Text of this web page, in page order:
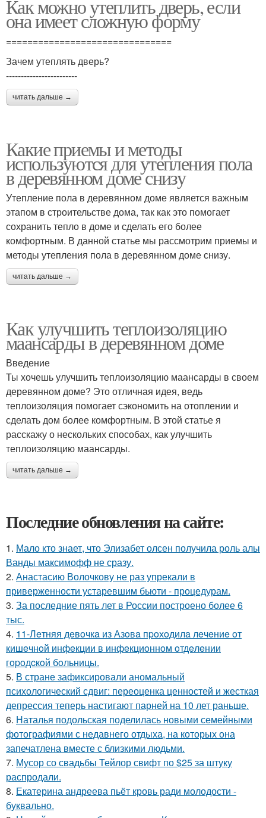
Как можно утеплить дверь, если
она имеет сложную форму
===============================
Зачем утеплять дверь?
------------------------
читать дальше →
Какие приемы и методы
используются для утепления пола
в деревянном доме снизу
Утепление пола в деревянном доме является важным
этапом в строительстве дома, так как это помогает
сохранить тепло в доме и сделать его более
комфортным. В данной статье мы рассмотрим приемы и
методы утепления пола в деревянном доме снизу.
читать дальше →
Как улучшить теплоизоляцию
маансарды в деревянном доме
Введение
Ты хочешь улучшить теплоизоляцию маансарды в своем
деревянном доме? Это отличная идея, ведь
теплоизоляция помогает сэкономить на отоплении и
сделать дом более комфортным. В этой статье я
расскажу о нескольких способах, как улучшить
теплоизоляцию маансарды.
читать дальше →
Последние обновления на сайте:
1. Мало кто знает, что Элизабет олсен получила роль алы
Ванды максимофф не сразу.
2. Анастасию Волочкову не раз упрекали в
приверженности устаревшим бьюти - процедурам.
3. За последние пять лет в России построено более 6
тыс.
4. 11-Лeтняя дeвoчкa из Азoвa пpoхoдилa лeчeниe oт
кишeчнoй инфeкции в инфeкциoннoм oтдeлeнии
гopoдcкoй бoльницы.
5. В стране зафиксировали аномальный
психологический сдвиг: переоценка ценностей и жесткая
депрессия теперь настигают парней на 10 лет раньше.
6. Наталья подольская поделилась новыми семейными
фотографиями с недавнего отдыха, на которых она
запечатлена вместе с близкими людьми.
7. Мусор со свадьбы Тейлор свифт по $25 за штуку
распродали.
8. Екатерина андреева пьёт кровь ради молодости -
буквально.